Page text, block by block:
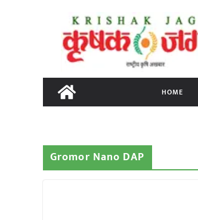
content
HOME
Gromor Nano DAP